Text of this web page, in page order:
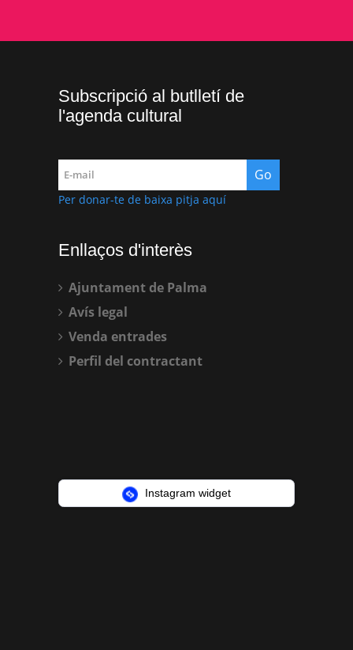
Subscripció al butlletí de
l'agenda cultural
Per donar-te de baixa pitja aquí
Enllaços d'interès
Ajuntament de Palma
Avís legal
Venda entrades
Perfil del contractant
Instagram widget